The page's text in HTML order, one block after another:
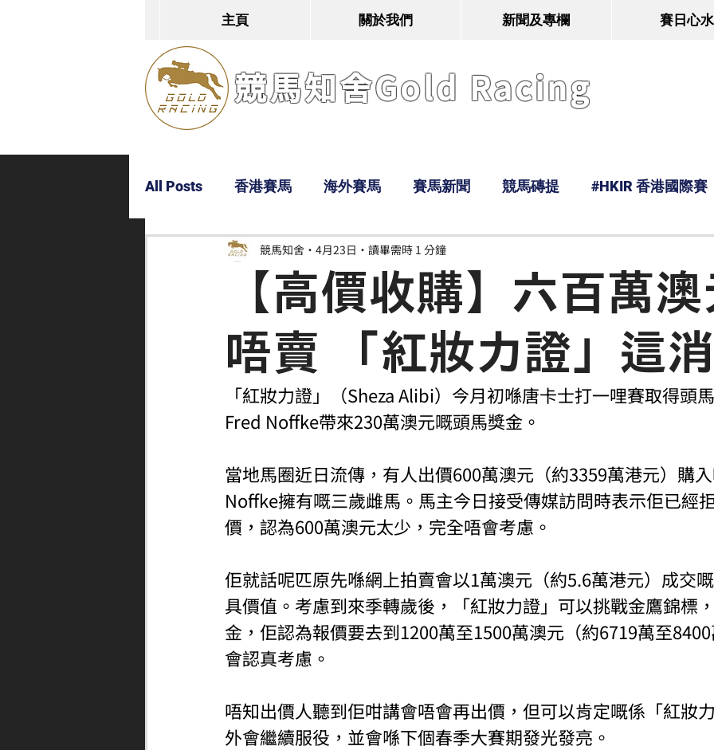
主頁 關於我們 新聞及專欄 賽日心水
競馬知舍Gold Racing
All Posts 香港賽馬 海外賽馬 賽馬新聞 競馬磚提 #HKIR 香港國際賽
Bobby 超仔 Tony 鹿
【高價收購】六百萬
唔賣 「紅妝力證」這
競馬知舍 4月23日 讀畢需時 1 分鐘
「紅妝力證」（Sheza Alibi）今月初喺唐卡士打一哩賽取得頭
Fred Noffke帶來230萬澳元嘅頭馬獎金。
當地馬圈近日流傳，有人出價600萬澳元（約3359萬港元）購
Noffke擁有嘅三歲雌馬。馬主今日接受傳媒訪問時表示佢已經
價，認為600萬澳元太少，完全唔會考慮。
佢就話呢匹原先喺網上拍賣會以1萬澳元（約5.6萬港元）成交
具價值。考慮到來季轉歲後，「紅妝力證」可以挑戰金鷹錦標
金，佢認為報價要去到1200萬至1500萬澳元（約6719萬至
會認真考慮。
唔知出價人聽到佢咁講會唔會再出價，但可以肯定嘅係「紅妝
外會繼續服役，並會喺下個春季大賽期發光發亮。